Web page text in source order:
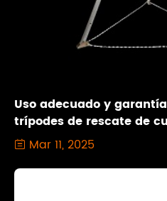
Uso adecuado y
trípodes de rescate de
 Mar 11, 2025